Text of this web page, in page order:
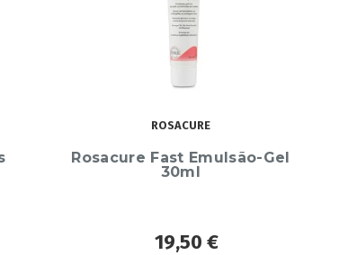
PARANIX
Paranix Extra Forte Sp
Tratamento 100Ml
22,95€